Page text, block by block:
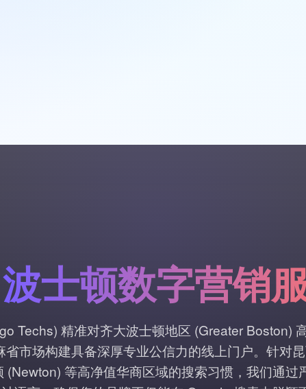
波士顿数字营销
Techs) 精准对齐大波士顿地区 (Greater Boston)
省市场构建具备深厚专业公信力的线上门户。针对
(Newton) 等高净值华商区域的搜索习惯，我们通过